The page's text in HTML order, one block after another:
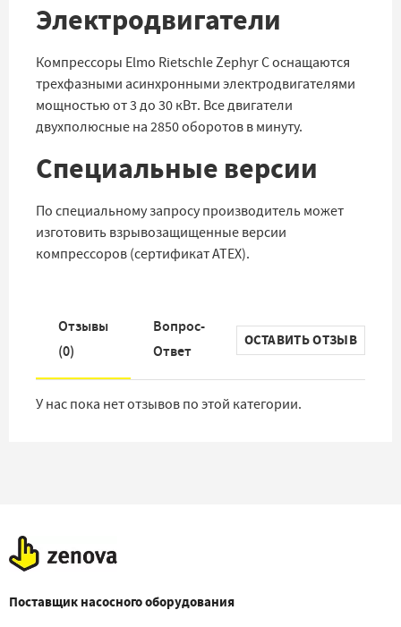
Электродвигатели
Компрессоры Elmo Rietschle Zephyr C оснащаются
трехфазными асинхронными электродвигателями
мощностью от 3 до 30 кВт. Все двигатели
двухполюсные на 2850 оборотов в минуту.
Специальные версии
По специальному запросу производитель может
изготовить взрывозащищенные версии
компрессоров (сертификат ATEX).
Отзывы
(0)
Вопрос-
Ответ
ОСТАВИТЬ ОТЗЫВ
У нас пока нет отзывов по этой категории.
Поставщик насосного оборудования